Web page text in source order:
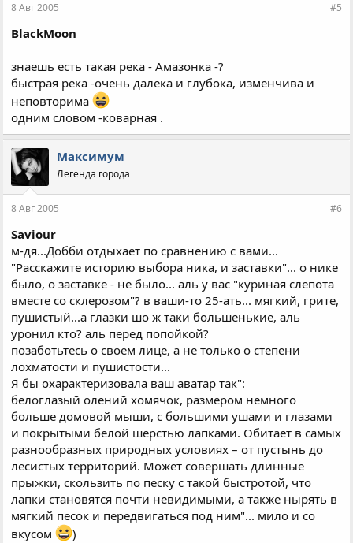
8 Авг 2005 #5
BlackMoon
знаешь есть такая река - Амазонка -?
быстрая река -очень далека и глубока, изменчива и
неповторима
одним словом -коварная .
Максимум
Легенда города
8 Авг 2005 #6
Saviour
м-дя...Добби отдыхает по сравнению с вами...
"Расскажите историю выбора ника, и заставки"... о нике
было, о заставке - не было... аль у вас "куриная слепота
вместе со склерозом"? в ваши-то 25-ать... мягкий, грите,
пушистый...а глазки шо ж таки большенькие, аль
уронил кто? аль перед попойкой?
позаботьтесь о своем лице, а не только о степени
лохматости и пушистости...
Я бы охарактеризовала ваш аватар так":
белоглазый олений хомячок, размером немного
больше домовой мыши, с большими ушами и глазами
и покрытыми белой шерстью лапками. Обитает в самых
разнообразных природных условиях – от пустынь до
лесистых территорий. Может совершать длинные
прыжки, скользить по песку с такой быстротой, что
лапки становятся почти невидимыми, а также нырять в
мягкий песок и передвигаться под ним"... мило и со
вкусом
)